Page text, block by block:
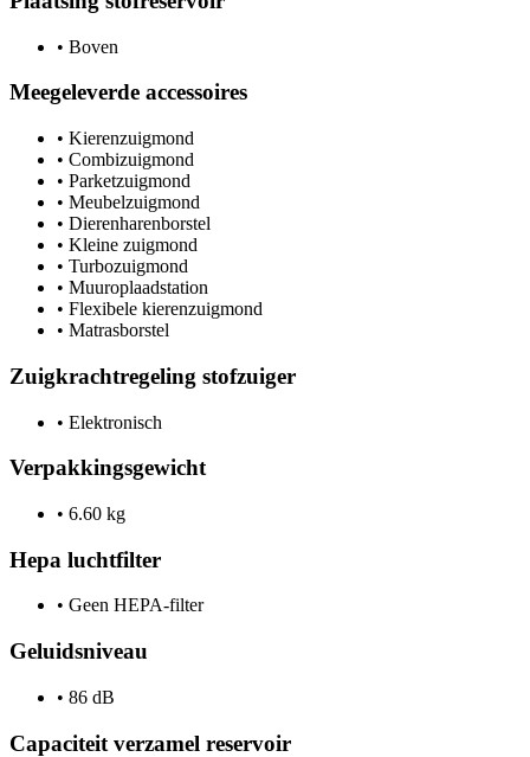
• Boven
Meegeleverde accessoires
• Kierenzuigmond
• Combizuigmond
• Parketzuigmond
• Meubelzuigmond
• Dierenharenborstel
• Kleine zuigmond
• Turbozuigmond
• Muuroplaadstation
• Flexibele kierenzuigmond
• Matrasborstel
Zuigkrachtregeling stofzuiger
• Elektronisch
Verpakkingsgewicht
• 6.60 kg
Hepa luchtfilter
• Geen HEPA-filter
Geluidsniveau
• 86 dB
Capaciteit verzamel reservoir